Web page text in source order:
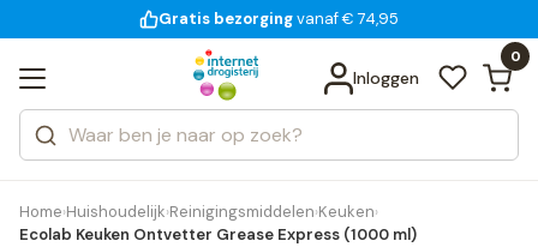
voor 18:00 uur besteld
Gratis bezorging
14 dagen bedenktijd
Inloggen
0
Zoeken
Categorieën
Merken
Bekijk alle resultaten
Home›Huishoudelijk›Reinigingsmiddelen›Keuken›
Ecolab Keuken Ontvetter Grease Express (1000 ml)